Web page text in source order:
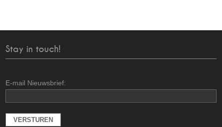
Stay in touch!
E-mail Nieuwsbrief: